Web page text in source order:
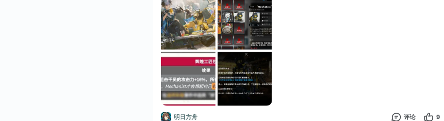
酒，严谨的鹿鹿酒后会变得感性。不过鹿出乎意料地不胜酒力和平时严谨的一面完全是反差
萌
明日方舟 评论 9